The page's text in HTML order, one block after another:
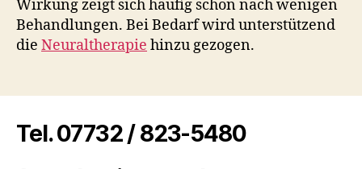
Wirkung zeigt sich häufig schon nach wenigen
Behandlungen. Bei Bedarf wird unterstützend
die Neuraltherapie hinzu gezogen.
Tel. 07732 / 823-5480